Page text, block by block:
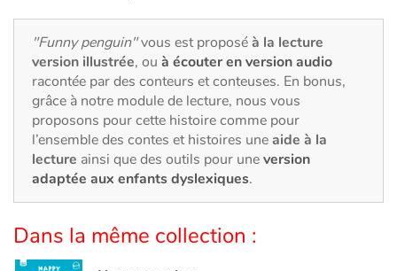
Autour du monde
Apprentissage
Art, espace, activité
Documentaires
En famille
"Funny penguin"vous est proposéà la lecture
version illustrée, ou à écouter en version audio
racontée par des conteurs et conteuses. En bonus,
grâce à notre module de lecture, nous vous
proposons pour cette histoire comme pour
l’ensemble des contes et histoires uneaide à la
lecture ainsi que des outils pour uneversion
adaptée aux enfants dyslexiques.
Dans la même collection :